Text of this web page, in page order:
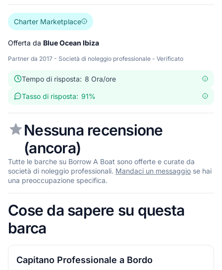
Charter Marketplace
Offerta da Blue Ocean Ibiza
Partner da 2017 - Società di noleggio professionale - Verificato
Tempo di risposta: 8 Ora/ore
Tasso di risposta: 91%
Nessuna recensione
(ancora)
Tutte le barche su Borrow A Boat sono offerte e curate da
società di noleggio professionali. Mandaci un messaggio se hai
una preoccupazione specifica.
Cose da sapere su questa
barca
Capitano Professionale a Bordo